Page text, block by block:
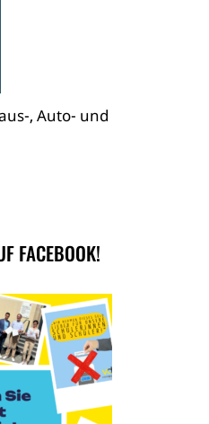
, Auto- und
FACEBOOK!